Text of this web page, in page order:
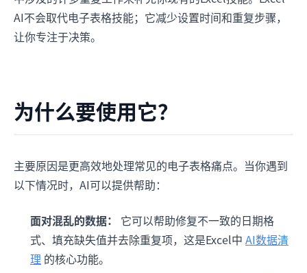
AI不会取代电子表格技能；它减少设置时间和重复步骤，
让你专注于决策。
为什么要使用它？
主要原因是更高效地处理常见的电子表格痛点。当你遇到
以下情况时，AI可以提供帮助：
面对混乱的数据：
它可以帮助修复不一致的日期格
式、填充缺失值并去除重复项，这是Excel中 AI数据清
理 的核心功能。